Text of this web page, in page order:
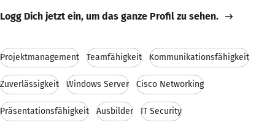
Logg Dich jetzt ein, um das ganze Profil zu sehen.
Projektmanagement Teamfähigkeit Kommunikationsfähigkeit
Zuverlässigkeit Windows Server Cisco Networking
Präsentationsfähigkeit Ausbilder IT Security